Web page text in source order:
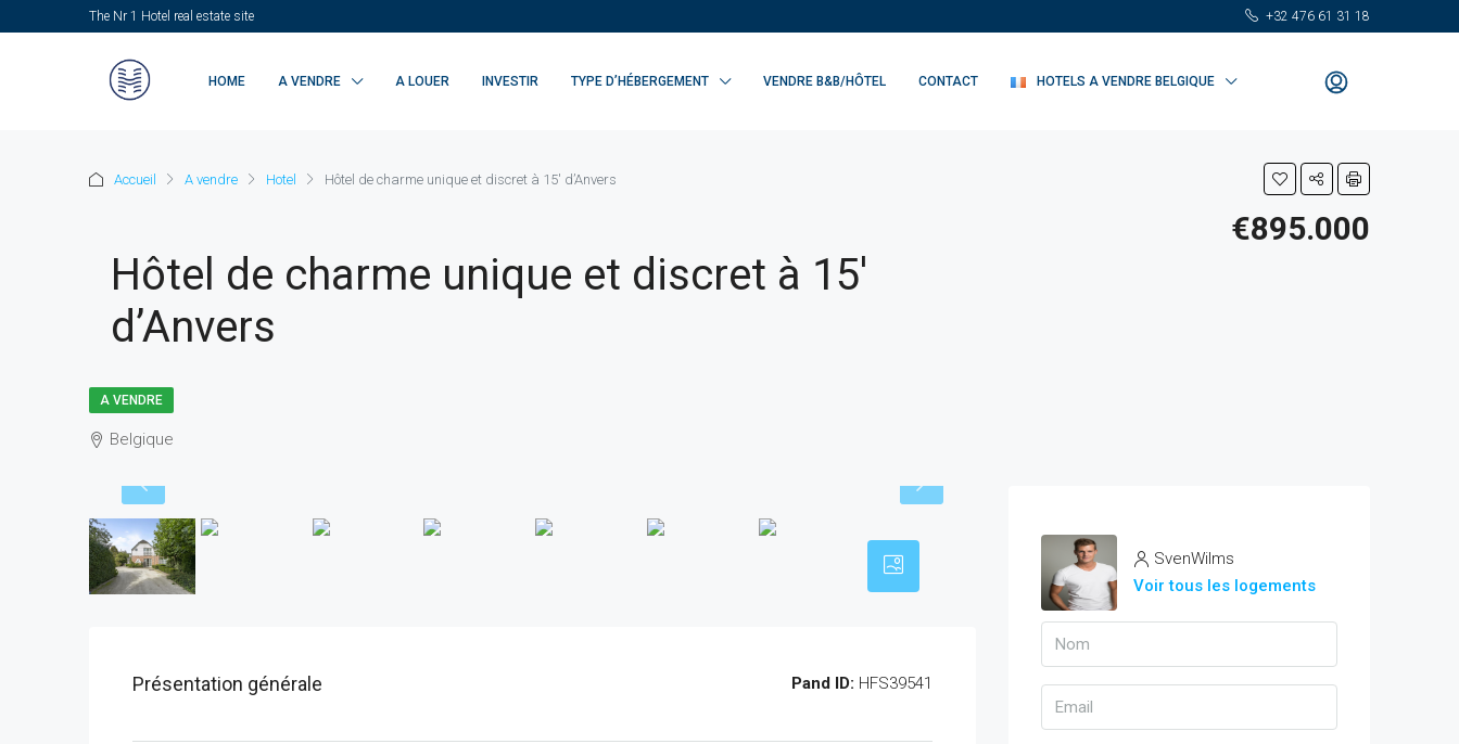
The Nr 1 Hotel real estate site +32 476 61 31 18
HOME A VENDRE A LOUER INVESTIR TYPE D’HÉBERGEMENT VENDRE B&B/HÔTEL CONTACT HOTELS A VENDRE BELGIQUE
Accueil A vendre Hotel Hôtel de charme unique et discret à 15′ d’Anvers
Hôtel de charme unique et discret à 15′
d’Anvers
€895.000
A VENDRE
Belgique
Présentation générale Pand ID: HFS39541
SvenWilms
Voir tous les logements